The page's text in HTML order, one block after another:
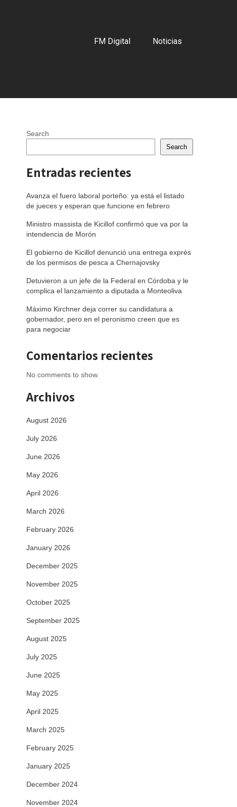
FM Digital Noticias
Search
Search
Entradas recientes
Avanza el fuero laboral porteño: ya está el listado
de jueces y esperan que funcione en febrero
Ministro massista de Kicillof confirmó que va por la
intendencia de Morón
El gobierno de Kicillof denunció una entrega exprés
de los permisos de pesca a Chernajovsky
Detuvieron a un jefe de la Federal en Córdoba y le
complica el lanzamiento a diputada a Monteoliva
Máximo Kirchner deja correr su candidatura a
gobernador, pero en el peronismo creen que es
para negociar
Comentarios recientes
No comments to show.
Archivos
August 2026
July 2026
June 2026
May 2026
April 2026
March 2026
February 2026
January 2026
December 2025
November 2025
October 2025
September 2025
August 2025
July 2025
June 2025
May 2025
April 2025
March 2025
February 2025
January 2025
December 2024
November 2024